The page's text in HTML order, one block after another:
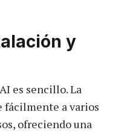
y
es sencillo. La
fácilmente a varios
ofreciendo una